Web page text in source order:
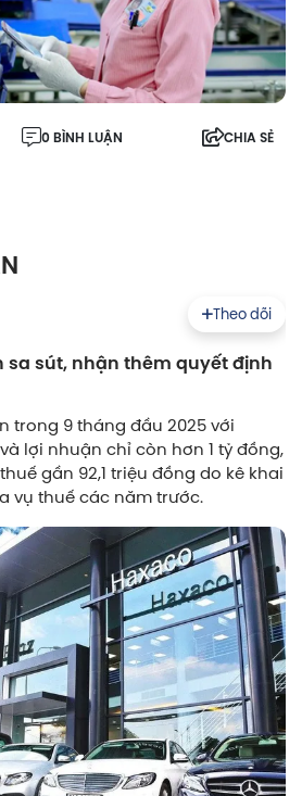
0 BÌNH LUẬN CHIA SẺ
Theo dõi
sa sút, nhận thêm quyết định
trong 9 tháng đầu 2025 với
lợi nhuận chỉ còn hơn 1 tỷ đồng,
gần 92,1 triệu đồng do kê khai
vụ thuế các năm trước.